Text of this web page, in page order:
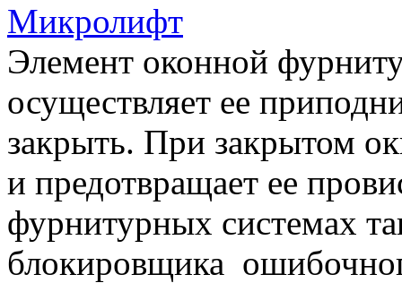
Микролифт
Элемент оконной
осуществляет ее
закрыть. При закрытом
и предотвращает ее
фурнитурных системах
блокировщика